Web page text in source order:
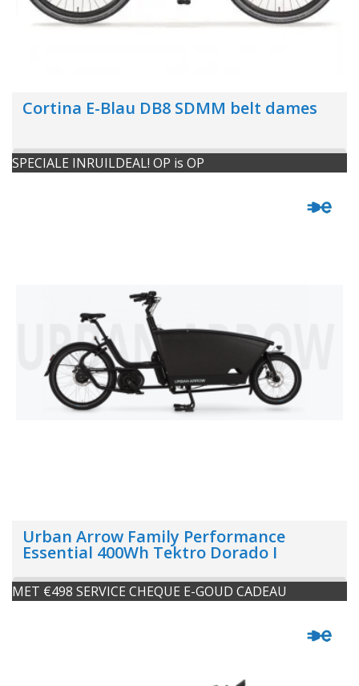
Cortina E-Blau DB8 SDMM belt dames
SPECIALE INRUILDEAL! OP is OP
Urban Arrow Family Performance
Essential 400Wh Tektro Dorado I
MET €498 SERVICE CHEQUE E-GOUD CADEAU